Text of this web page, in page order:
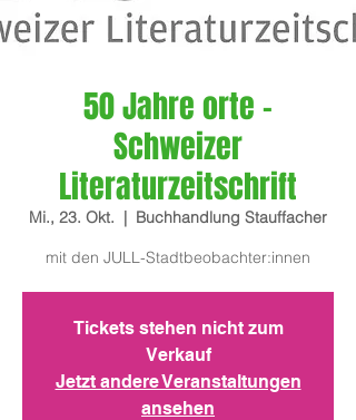
50 Jahre orte -
Schweizer
Literaturzeitschrift
Mi., 23. Okt.
  |
Buchhandlung Stauffacher
mit den JULL-Stadtbeobachter:innen
Tickets stehen nicht zum
Verkauf
Jetzt andere Veranstaltungen
ansehen